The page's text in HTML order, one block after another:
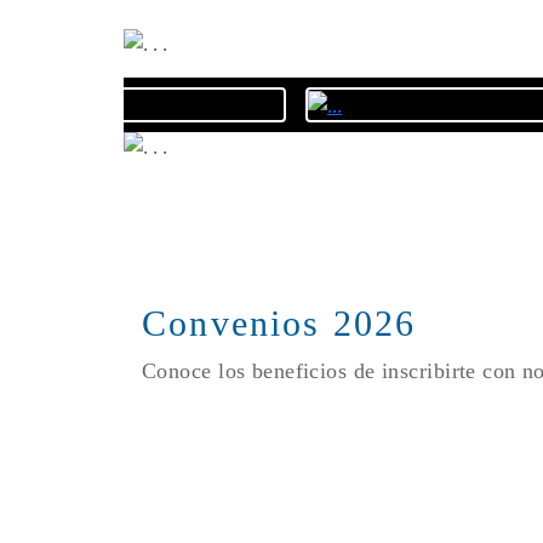
Convenios 2026
Conoce los beneficios de inscribirte con